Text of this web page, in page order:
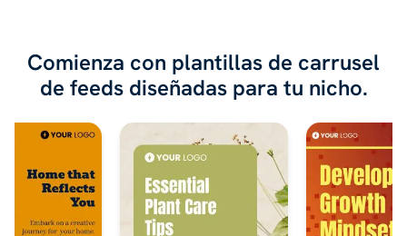
Comienza con plantillas de carrusel
de feeds diseñadas para tu nicho.